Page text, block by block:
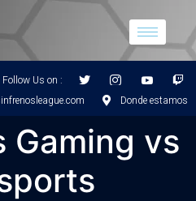
Follow Us on :
Donde estamos
Gaming vs